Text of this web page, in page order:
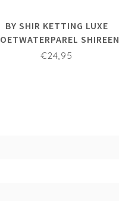
BY SHIR KETTING LUXE
SHIREEN
€24,95